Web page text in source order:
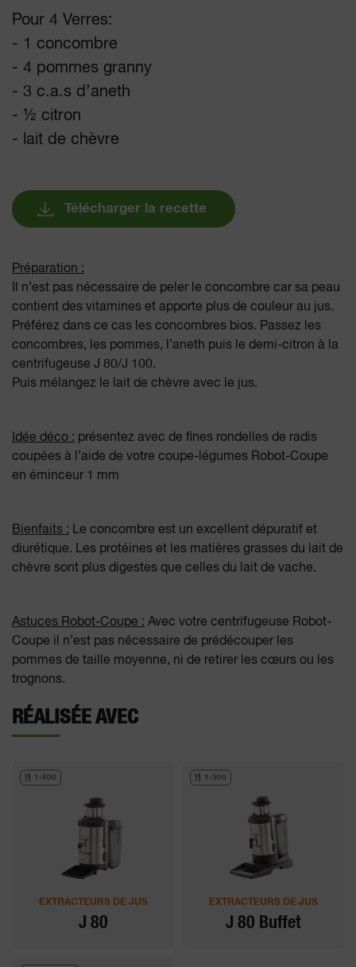
Pour 4 Verres:
- 1 concombre
- 4 pommes granny
- 3 c.a.s d’aneth
- ½ citron
- lait de chèvre
Télécharger la recette
Préparation :
Il n’est pas nécessaire de peler le concombre car sa peau
contient des vitamines et apporte plus de couleur au jus.
Préférez dans ce cas les concombres bios. Passez les
concombres, les pommes, l’aneth puis le demi-citron à la
centrifugeuse J 80/J 100.
Puis mélangez le lait de chèvre avec le jus.
Idée déco : présentez avec de fines rondelles de radis
coupées à l’aide de votre coupe-légumes Robot-Coupe
en éminceur 1 mm
Bienfaits : Le concombre est un excellent dépuratif et
diurétique. Les protéines et les matières grasses du lait de
chèvre sont plus digestes que celles du lait de vache.
Astuces Robot-Coupe : Avec votre centrifugeuse Robot-
Coupe il n’est pas nécessaire de prédécouper les
pommes de taille moyenne, ni de retirer les cœurs ou les
trognons.
RÉALISÉE AVEC
1-200
EXTRACTEURS DE JUS
J 80
1-300
EXTRACTEURS DE JUS
J 80 Buffet